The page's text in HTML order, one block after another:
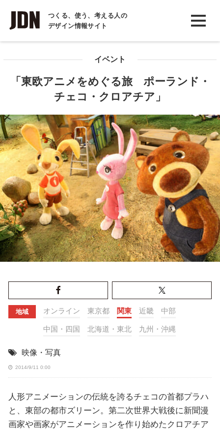
つくる、使う、考える人の
デザイン情報サイト
INTERVIEW
インタビュー
COLUMN
イベント
「東欧アニメをめぐる旅 ポーランド・
チェコ・クロアチア」
地域 オンライン 東京都 関東 近畿 中部
中国・四国 北海道・東北 九州・沖縄
映像・写真
2014/9/11 0:00
人形アニメーションの伝統を誇るチェコの首都プラハ
と、東部の都市ズリーン。第二次世界大戦後に新聞漫
画家や画家がアニメーションを作り始めたクロアチア